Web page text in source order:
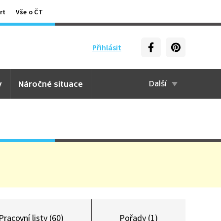
Vše o ČT
Přihlásit
Náročné situace Další
Pracovní listy (60) Pořady (1)